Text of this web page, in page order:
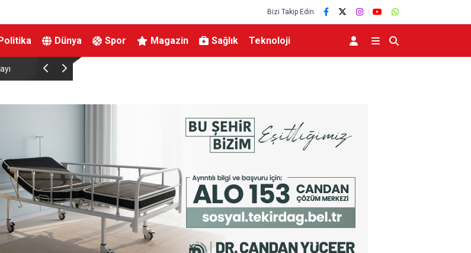
Bizi Takip Edin
Dünya Spor Magazin Sağlık Teknoloji
Bakan Işıkhan ve ASKON Arasında Nitelikli İş Gücü İş Birliği